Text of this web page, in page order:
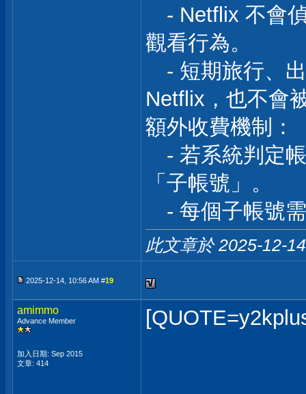
- Netflix 不會
觀看行為。
- 短期旅行、
Netflix，也不會
額外收費機制：
- 若系統判定
「子帳號」。
- 每個子帳號
此文章於 2025-12-
2025-12-14, 10:56 AM #19
amimmo
Advance Member
加入日期: Sep 2015
文章: 414